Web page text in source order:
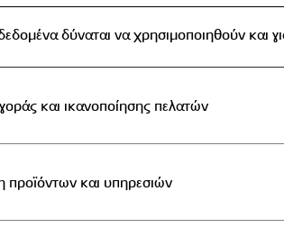
δύναται να χρησιμοποιηθούν και
και ικανοποίησης πελατών
και υπηρεσιών